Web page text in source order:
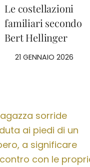
Le costellazioni
familiari secondo
Bert Hellinger
21 GENNAIO 2026